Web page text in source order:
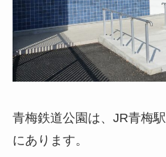
青梅鉄道公園は、JR青梅
にあります。